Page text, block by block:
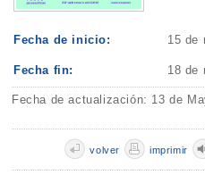
Fecha de inicio: 15 de
Fecha fin: 18 de
Fecha de actualización: 13 de
imprimir
volver